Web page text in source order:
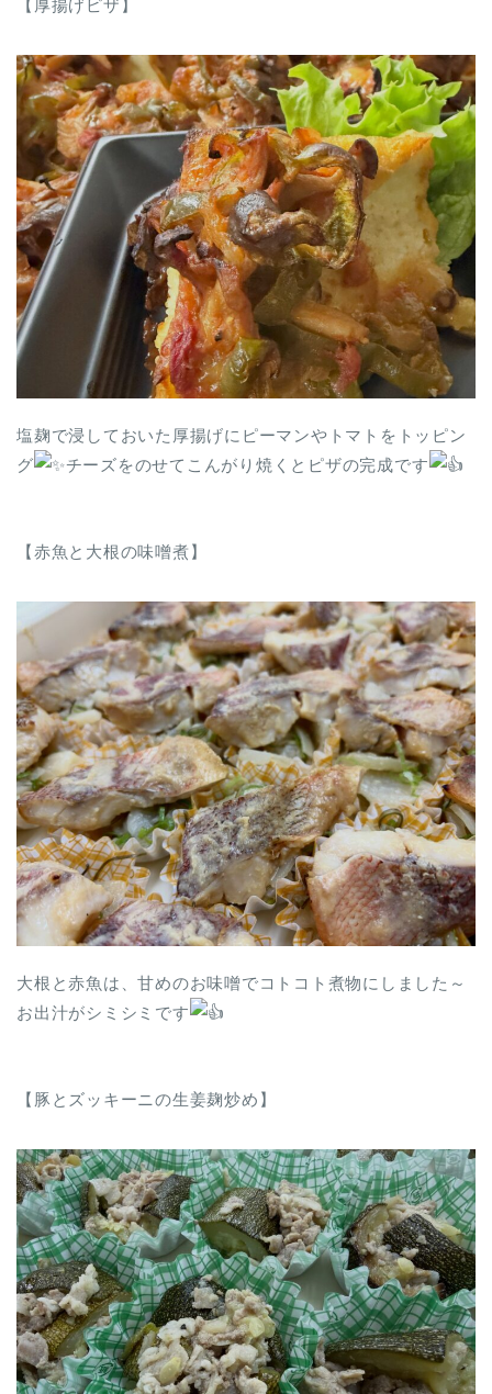
【厚揚げピザ】
塩麹で浸しておいた厚揚げにピーマンやトマトをトッピン
グ
チーズをのせてこんがり焼くとピザの完成です
【赤魚と大根の味噌煮】
大根と赤魚は、甘めのお味噌でコトコト煮物にしました～
お出汁がシミシミです
【豚とズッキーニの生姜麹炒め】